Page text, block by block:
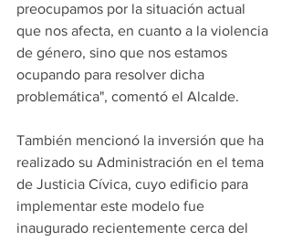
preocupamos por la situación actual
que nos afecta, en cuanto a la violencia
de género, sino que nos estamos
ocupando para resolver dicha
problemática", comentó el Alcalde.
También mencionó la inversión que ha
realizado su Administración en el tema
de Justicia Cívica, cuyo edificio para
implementar este modelo fue
inaugurado recientemente cerca del